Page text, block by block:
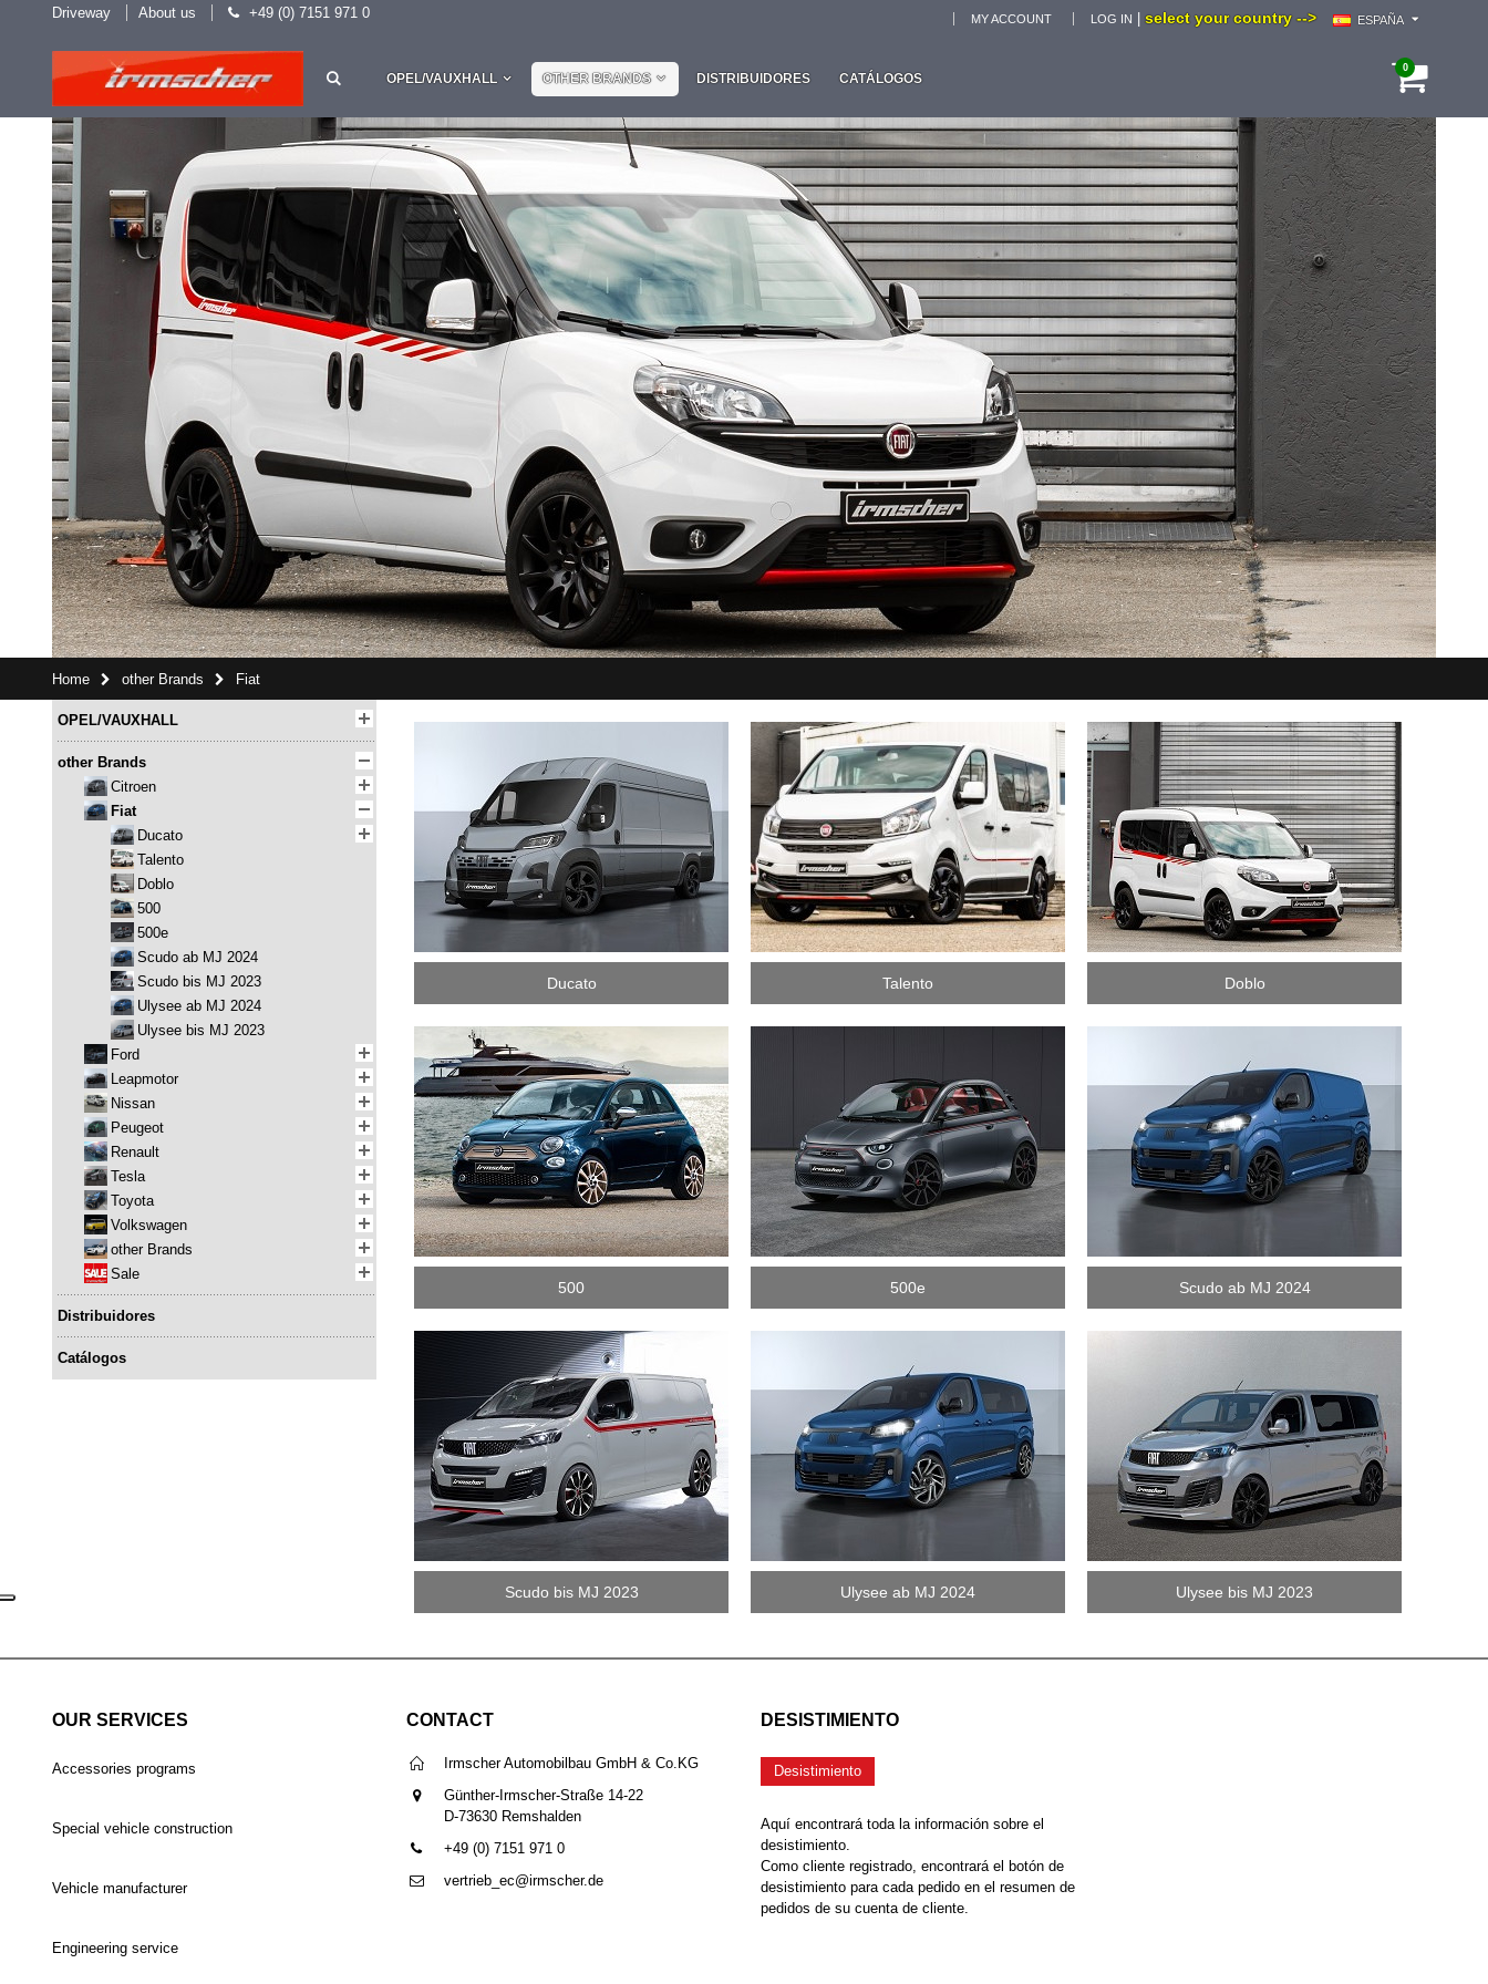
Driveway About us +49 (0) 7151 971 0 select your country --> ESPAÑA
MY ACCOUNT LOG IN
0
OPEL/VAUXHALL OTHER BRANDS DISTRIBUIDORES CATÁLOGOS
Home other Brands Fiat
Ducato Talento Doblo
500 500e Scudo ab MJ 2024
Scudo bis MJ 2023 Ulysee ab MJ 2024 Ulysee bis MJ 2023
OPEL/VAUXHALL
other Brands
Citroen
Fiat
Ducato
Talento
Doblo
500
500e
Scudo ab MJ 2024
Scudo bis MJ 2023
Ulysee ab MJ 2024
Ulysee bis MJ 2023
Ford
Leapmotor
Nissan
Peugeot
Renault
Tesla
Toyota
Volkswagen
other Brands
Sale
Distribuidores
Catálogos
OUR SERVICES
Accessories programs
Special vehicle construction
Vehicle manufacturer
Engineering service
CONTACT
Irmscher Automobilbau GmbH & Co.KG
Günther-Irmscher-Straße 14-22
D-73630 Remshalden
+49 (0) 7151 971 0
vertrieb_ec@irmscher.de
DESISTIMIENTO
Desistimiento
Aquí encontrará toda la información sobre el
desistimiento.
Como cliente registrado, encontrará el botón de
desistimiento para cada pedido en el resumen de
pedidos de su cuenta de cliente.